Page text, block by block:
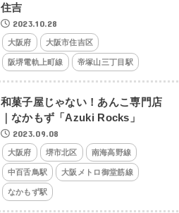
住吉
2023.10.28
大阪府 大阪市住吉区
阪堺電軌上町線 帝塚山三丁目駅
和菓子屋じゃない！あんこ専門店
｜なかもず「Azuki Rocks」
2023.09.08
大阪府 堺市北区 南海高野線
中百舌鳥駅 大阪メトロ御堂筋線
なかもず駅